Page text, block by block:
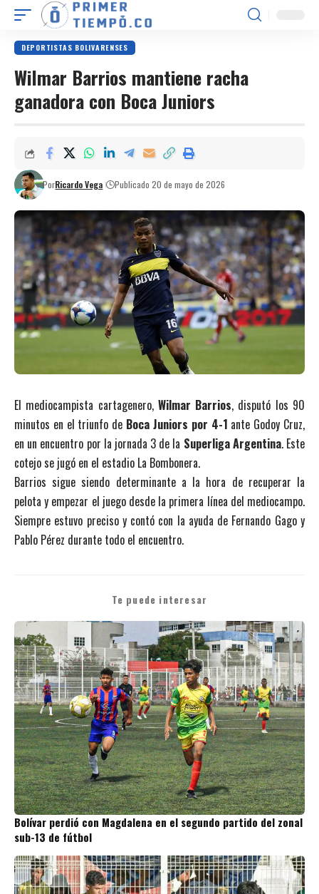
DEPORTISTAS BOLIVARENSES
Wilmar Barrios mantiene racha
ganadora con Boca Juniors
PorRicardo Vega Publicado 20 de mayo de 2026
El mediocampista cartagenero, Wilmar Barrios, disputó los 90
minutos en el triunfo de Boca Juniors por 4-1 ante Godoy Cruz,
en un encuentro por la jornada 3 de la Superliga Argentina. Este
cotejo se jugó en el estadio La Bombonera.
Barrios sigue siendo determinante a la hora de recuperar la
pelota y empezar el juego desde la primera línea del mediocampo.
Siempre estuvo preciso y contó con la ayuda de Fernando Gago y
Pablo Pérez durante todo el encuentro.
Te puede interesar
Bolívar perdió con Magdalena en el segundo partido del zonal
sub-13 de fútbol